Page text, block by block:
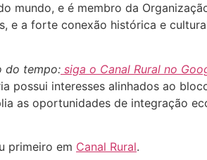
mundo, e é membro da
e a forte conexão histórica e
do tempo: siga o Canal Rural no
possui interesses alinhados ao
as oportunidades de integração
primeiro em Canal Rural.